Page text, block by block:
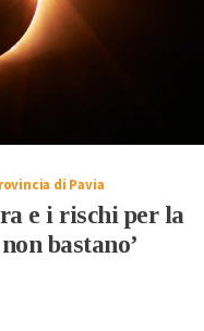
di Pavia
e i rischi per la
bastano’